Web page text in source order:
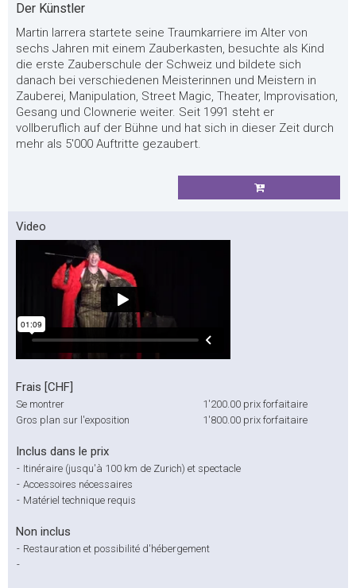
Der Künstler
Martin Iarrera startete seine Traumkarriere im Alter von
sechs Jahren mit einem Zauberkasten, besuchte als Kind
die erste Zauberschule der Schweiz und bildete sich
danach bei verschiedenen Meisterinnen und Meistern in
Zauberei, Manipulation, Street Magic, Theater, Improvisation,
Gesang und Clownerie weiter. Seit 1991 steht er
vollberuflich auf der Bühne und hat sich in dieser Zeit durch
mehr als 5'000 Auftritte gezaubert.
Video
Frais [CHF]
Se montrer 1'200.00 prix forfaitaire
Gros plan sur l'exposition
1'800.00 prix forfaitaire
Inclus dans le prix
- Itinéraire (jusqu'à 100 km de Zurich) et spectacle
- Accessoires nécessaires
- Matériel technique requis
Non inclus
- Restauration et possibilité d'hébergement
-